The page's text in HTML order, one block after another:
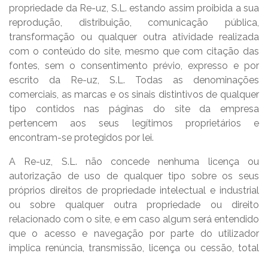
propriedade da Re-uz, S.L. estando assim proibida a sua
reprodução, distribuição, comunicação pública,
transformação ou qualquer outra atividade realizada
com o conteúdo do site, mesmo que com citação das
fontes, sem o consentimento prévio, expresso e por
escrito da Re-uz, S.L. Todas as denominações
comerciais, as marcas e os sinais distintivos de qualquer
tipo contidos nas páginas do site da empresa
pertencem aos seus legítimos proprietários e
encontram-se protegidos por lei.
A Re-uz, S.L. não concede nenhuma licença ou
autorização de uso de qualquer tipo sobre os seus
próprios direitos de propriedade intelectual e industrial
ou sobre qualquer outra propriedade ou direito
relacionado com o site, e em caso algum será entendido
que o acesso e navegação por parte do utilizador
implica renúncia, transmissão, licença ou cessão, total